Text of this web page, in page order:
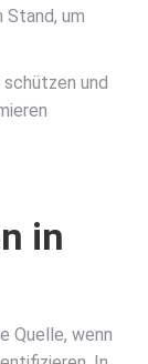
Stand, um
und
in
Quelle, wenn